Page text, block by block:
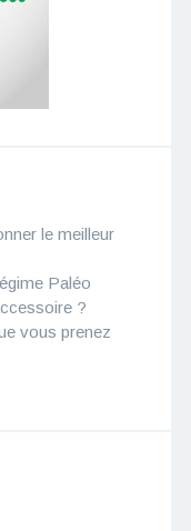
le meilleur
Paléo
?
vous prenez